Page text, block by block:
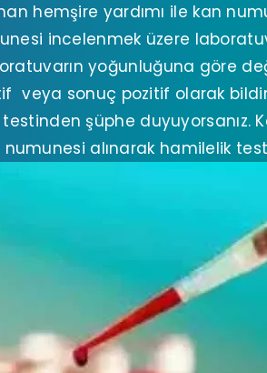
hemşire yardımı ile kan
incelenmek üzere
yoğunluğuna göre
veya sonuç pozitif olarak
şüphe duyuyorsanız.
alınarak hamilelik